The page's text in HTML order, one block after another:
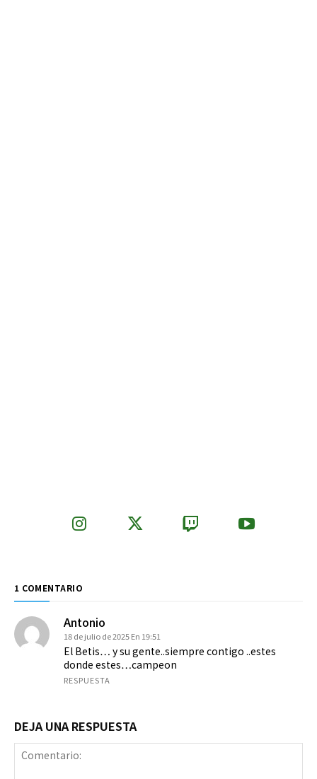
1 COMENTARIO
Antonio
18 de julio de 2025 En 19:51
El Betis… y su gente..siempre contigo ..estes
donde estes…campeon
RESPUESTA
DEJA UNA RESPUESTA